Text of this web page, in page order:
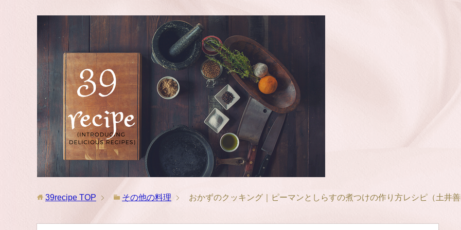
39recipe TOP その他の料理 おかずのクッキング｜ピーマンとしらすの煮つけの作り方レシピ（土井